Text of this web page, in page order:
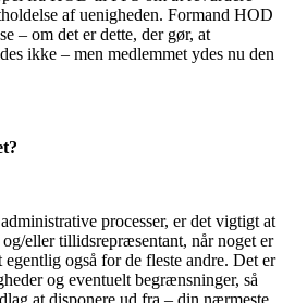
af uenigheden. Formand HOD
– om det er dette, der gør, at
ikke – men medlemmet ydes nu den
processer, er det vigtigt at
eller tillidsrepræsentant, når noget er
også for de fleste andre. Det er
og eventuelt begrænsninger, så
at disponere ud fra – din nærmeste